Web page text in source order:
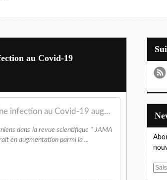
au Covid-19
Une infection au Covid-19 augmenterait le risque d'occlusion de l'œil
dans la revue scientifique " JAMA
en augmentation parmi la ...
E